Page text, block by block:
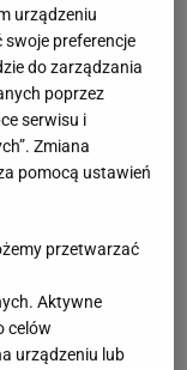
urządzeniu
swoje preferencje
do zarządzania
poprzez
serwisu i
Zmiana
pomocą ustawień
przetwarzać
Aktywne
celów
urządzeniu lub